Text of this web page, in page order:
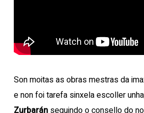
Son moitas as obras mestras da
e non foi tarefa sinxela escoller
Zurbaránseguindo o consello do